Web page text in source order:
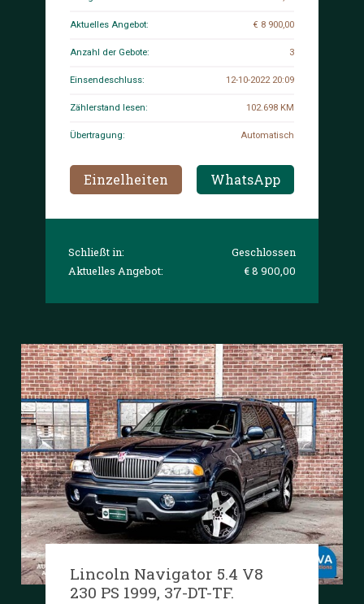
Aktuelles Angebot: € 8 900,00
Anzahl der Gebote: 3
Einsendeschluss: 12-10-2022 20:09
Zählerstand lesen: 102.698 KM
Übertragung: Automatisch
Einzelheiten WhatsApp
Schließt in:
Geschlossen
Aktuelles Angebot:
€ 8 900,00
Lincoln Navigator 5.4 V8
230 PS 1999, 37-DT-TF.